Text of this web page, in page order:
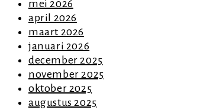
mei 2026
april 2026
maart 2026
januari 2026
december 2025
november 2025
oktober 2025
augustus 2025